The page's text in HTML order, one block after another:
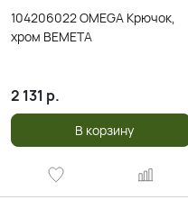
104206022 OMEGA Крючок,
хром BEMETA
2 131 р.
В корзину